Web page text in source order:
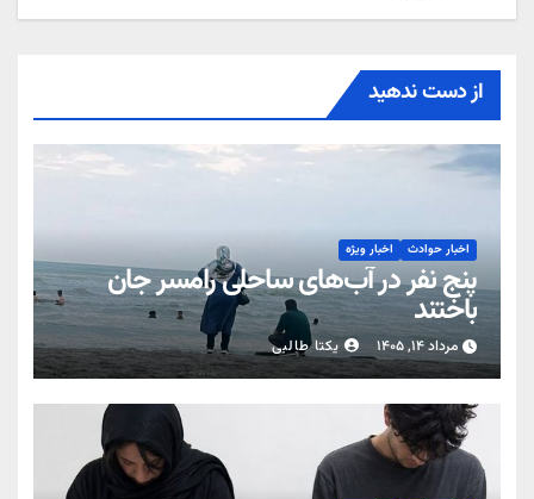
از دست ندهید
اخبار حوادث اخبار ویژه
پنج نفر در آب‌های ساحلی رامسر جان
باختند
مرداد ۱۴, ۱۴۰۵ یکتا طالبی